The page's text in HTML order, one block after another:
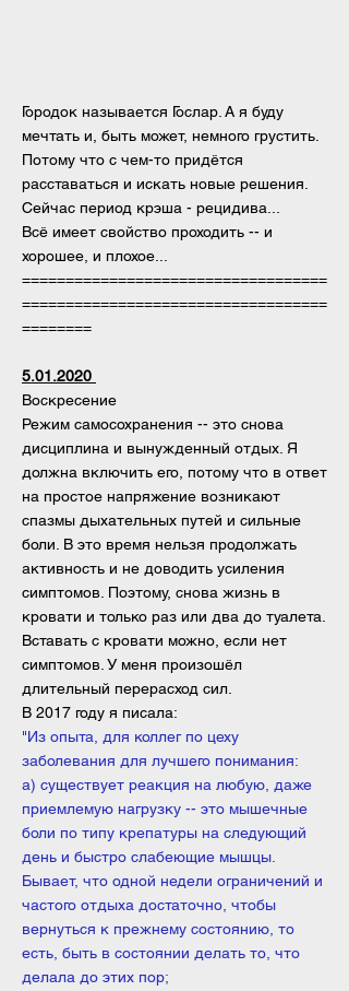
Городок называется Гослар. А я буду
мечтать и, быть может, немного грустить.
Потому что с чем-то придётся
расставаться и искать новые решения.
Сейчас период крэша - рецидива...
Всё имеет свойство проходить -- и
хорошее, и плохое...
===================================
===================================
========
5.01.2020
Воскресение
Режим самосохранения -- это снова
дисциплина и вынужденный отдых. Я
должна включить его, потому что в ответ
на простое напряжение возникают
спазмы дыхательных путей и сильные
боли. В это время нельзя продолжать
активность и не доводить усиления
симптомов. Поэтому, снова жизнь в
кровати и только раз или два до туалета.
Вставать с кровати можно, если нет
симптомов. У меня произошёл
длительный перерасход сил.
В 2017 году я писала:
"Из опыта, для коллег по цеху
заболевания для лучшего понимания:
а) существует реакция на любую, даже
приемлемую нагрузку -- это мышечные
боли по типу крепатуры на следующий
день и быстро слабеющие мышцы.
Бывает, что одной недели ограничений и
частого отдыха достаточно, чтобы
вернуться к прежнему состоянию, то
есть, быть в состоянии делать то, что
делала до этих пор;